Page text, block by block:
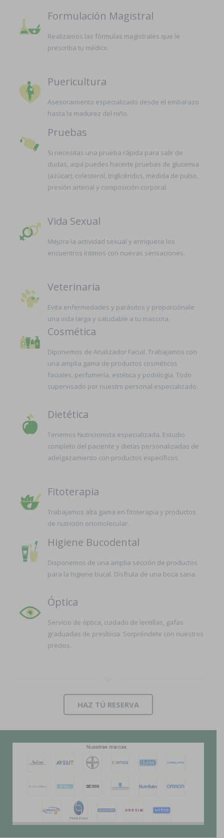
Formulación Magistral
Realizamos las fórmulas magistrales que le
prescriba tu médico.
Puericultura
Asesoramiento especializado desde el embarazo
hasta la madurez del niño.
Pruebas
Si necesitas una prueba rápida para salir de
dudas, aquí puedes hacerte pruebas de glucemia
(azúcar), colesterol, triglicéridos, medida de pulso,
presión arterial y composición corporal.
Vida Sexual
Mejora la actividad sexual y enriquece los
encuentros íntimos con nuevas sensaciones.
Veterinaria
Evita enfermedades y parásitos y proporciónale
una vida larga y saludable a tu mascota.
Cosmética
Diponemos de Analizador Facial. Trabajamos con
una amplia gama de productos cosméticos
faciales, perfumería, estética y podología. Todo
supervisado por nuestro personal especializado.
Dietética
Tenemos Nutricionista especializada. Estudio
completo del paciente y dietas personalizadas de
adelgazamiento con productos específicos.
Fitoterapia
Trabajamos alta gama en fitoterapia y productos
de nutrición ortomolecular.
Higiene Bucodental
Disponemos de una amplia sección de productos
para la higiene bucal. Disfruta de una boca sana.
Óptica
Servicio de óptica, cuidado de lentillas, gafas
graduadas de presbicia. Sorpréndete con nuestros
precios.
HAZ TÚ RESERVA